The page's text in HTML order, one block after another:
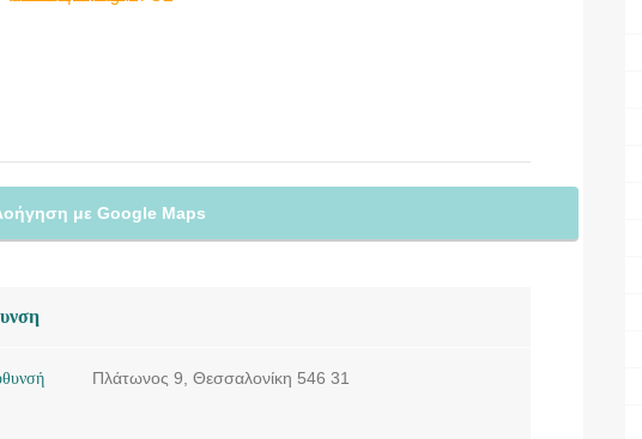
με Google Maps
Πλάτωνος 9, Θεσσαλονίκη 546 31